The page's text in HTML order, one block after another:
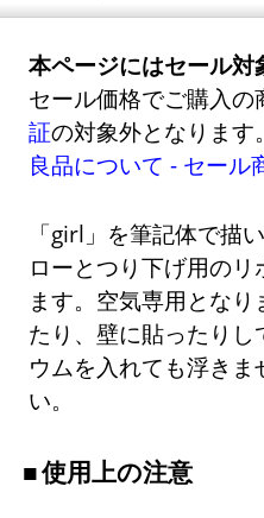
本ページにはセール対
セール価格でご購入の
証の対象外となりま
良品について - セール
「girl」を筆記体で描
ローとつり下げ用の
ます。空気専用とな
たり、壁に貼ったりし
ウムを入れても浮きま
い。
使用上の注意